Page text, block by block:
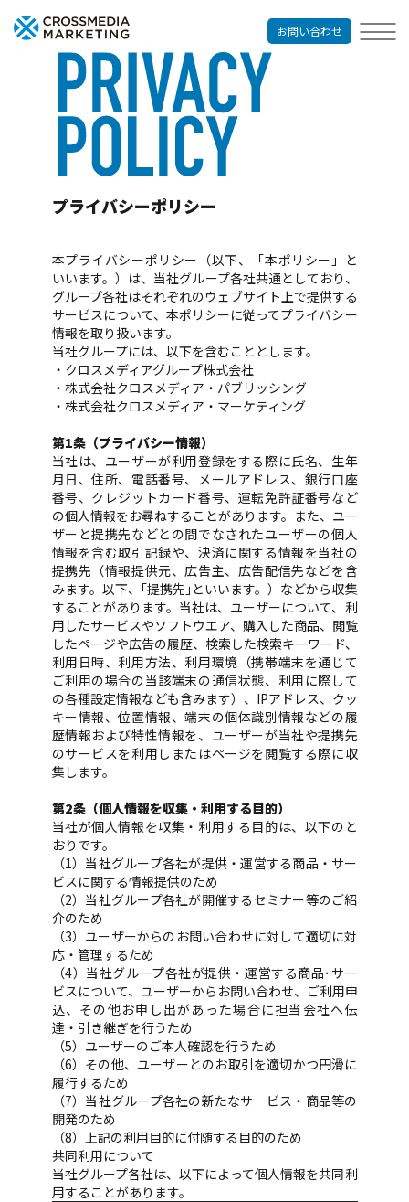
お問い合わせ
プライバシーポリシー
本プライバシーポリシー（以下、「本ポリシー」と
いいます。）は、当社グループ各社共通としており、
グループ各社はそれぞれのウェブサイト上で提供する
サービスについて、本ポリシーに従ってプライバシー
情報を取り扱います。
当社グループには、以下を含むこととします。
・クロスメディアグループ株式会社
・株式会社クロスメディア・パブリッシング
・株式会社クロスメディア・マーケティング
第1条（プライバシー情報）
当社は、ユーザーが利用登録をする際に氏名、生年
月日、住所、電話番号、メールアドレス、銀行口座
番号、クレジットカード番号、運転免許証番号など
の個人情報をお尋ねすることがあります。また、ユー
ザーと提携先などとの間でなされたユーザーの個人
情報を含む取引記録や、決済に関する情報を当社の
提携先（情報提供元、広告主、広告配信先などを含
みます。以下、｢提携先｣といいます。）などから収集
することがあります。当社は、ユーザーについて、利
用したサービスやソフトウエア、購入した商品、閲覧
したページや広告の履歴、検索した検索キーワード、
利用日時、利用方法、利用環境（携帯端末を通じて
ご利用の場合の当該端末の通信状態、利用に際して
の各種設定情報なども含みます）、IPアドレス、クッ
キー情報、位置情報、端末の個体識別情報などの履
歴情報および特性情報を、ユーザーが当社や提携先
のサービスを利用しまたはページを閲覧する際に収
集します。
第2条（個人情報を収集・利用する目的）
当社が個人情報を収集・利用する目的は、以下のと
おりです。
（1）当社グループ各社が提供・運営する商品・サー
ビスに関する情報提供のため
（2）当社グループ各社が開催するセミナー等のご紹
介のため
（3）ユーザーからのお問い合わせに対して適切に対
応・管理するため
（4）当社グループ各社が提供・運営する商品･サー
ビスについて、ユーザーからお問い合わせ、ご利用申
込、その他お申し出があった場合に担当会社へ伝
達・引き継ぎを行うため
（5）ユーザーのご本人確認を行うため
（6）その他、ユーザーとのお取引を適切かつ円滑に
履行するため
（7）当社グループ各社の新たなサ－ビス・商品等の
開発のため
（8）上記の利用目的に付随する目的のため
共同利用について
当社グループ各社は、以下によって個人情報を共同利
用することがあります。